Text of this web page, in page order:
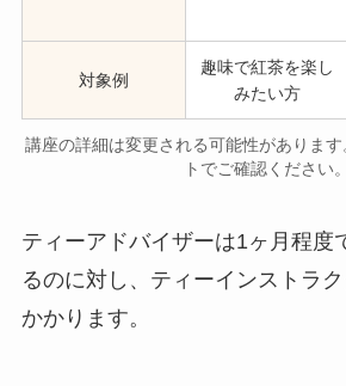
対象例
趣味で紅茶を楽し
みたい方
講座の詳細は変更される可能性がありま
トでご確認ください。
ティーアドバイザーは1ヶ月程度
るのに対し、ティーインストラ
かかります。